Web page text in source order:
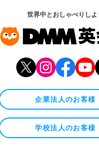
世界中とおしゃべりしよ
企業法人のお客様
学校法人のお客様